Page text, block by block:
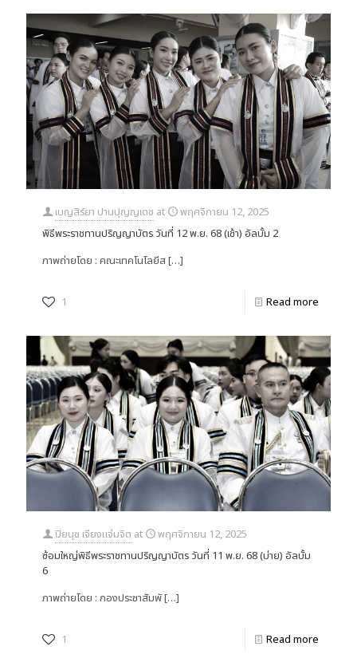
เบญสิร์ยา ปานปุญญเดช at
พฤศจิกายน 12, 2025
พิธีพระราชทานปริญญาบัตร วันที่ 12 พ.ย. 68 (เช้า) อัลบั้ม 2
ภาพถ่ายโดย : คณะเทคโนโลยีส[…]
1 Read more
ปิยนุช เจียงแจ่มจิต at
พฤศจิกายน 12, 2025
ซ้อมใหญ่พิธีพระราชทานปริญญาบัตร วันที่ 11 พ.ย. 68 (บ่าย) อัลบั้ม
6
ภาพถ่ายโดย : กองประชาสัมพั[…]
1 Read more